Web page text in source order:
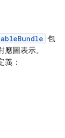
包
圖表示。
義：